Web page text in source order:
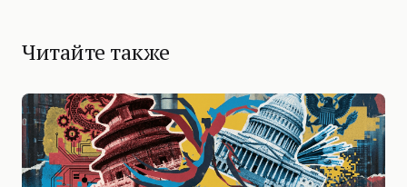
Читайте также